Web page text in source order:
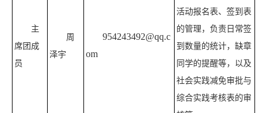
主
席团成
员
周
泽宇
954243492@qq.c
om
活动报名表、签到表
的管理，负责日常签
到数量的统计，缺章
同学的提醒等，以及
社会实践减免审批与
综合实践考核表的审